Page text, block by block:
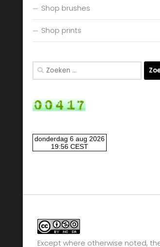
Shop brushes
Shop prints
Zoeken
naar:
Except where otherwise noted,